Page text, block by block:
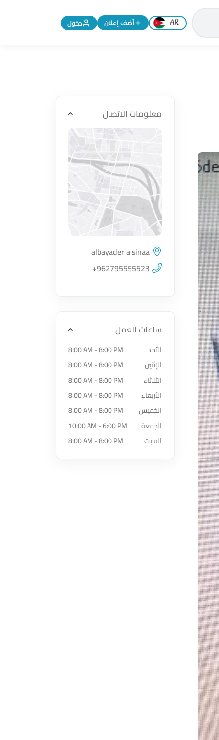
تغيير اللغة إلى الإنجليزية
أضف إعلان دخول
معلومات الاتصال
اضغط لتحميل الموقع
albayader alsinaa
+962795555523
ساعات العمل
الأحد
8:00 AM - 8:00 PM
الإثنين
8:00 AM - 8:00 PM
الثلاثاء
8:00 AM - 8:00 PM
الأربعاء
8:00 AM - 8:00 PM
الخميس
8:00 AM - 8:00 PM
الجمعة
10:00 AM - 6:00 PM
السبت
8:00 AM - 8:00 PM